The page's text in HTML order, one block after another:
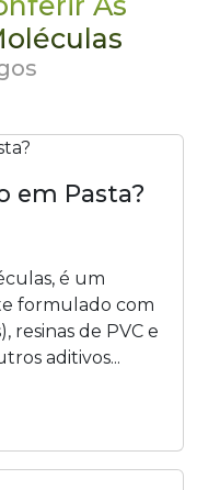
em Pasta?
é um
formulado com
resinas de PVC e
aditivos...